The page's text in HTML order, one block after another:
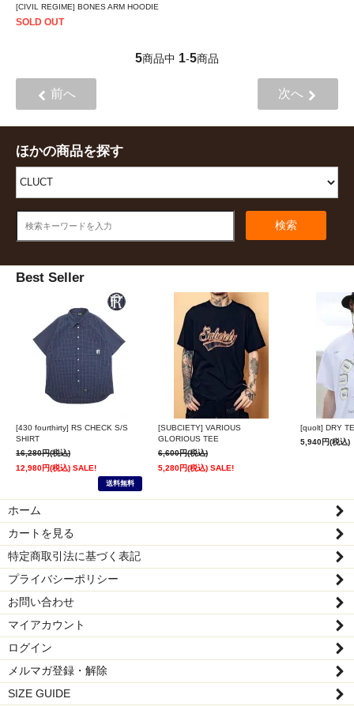
[CIVIL REGIME] BONES ARM HOODIE
SOLD OUT
5商品中 1-5商品
前へ 次へ
ほかの商品を探す
検索
Best Seller
[430 fourthirty] RS CHECK S/S
SHIRT
16,280円(税込)
12,980円(税込) SALE!
送料無料
[SUBCIETY] VARIOUS
GLORIOUS TEE
6,600円(税込)
5,280円(税込) SALE!
[quolt] DRY
5,940円(税込)
ホーム
カートを見る
特定商取引法に基づく表記
プライバシーポリシー
お問い合わせ
マイアカウント
ログイン
メルマガ登録・解除
SIZE GUIDE